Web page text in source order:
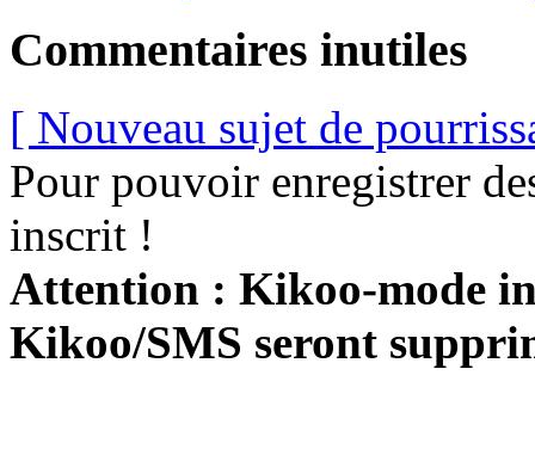
Commentaires inutiles
[ Nouveau sujet de
Pour pouvoir enregistrer
inscrit !
Attention : Kikoo-mode
Kikoo/SMS seront